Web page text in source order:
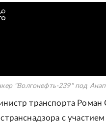
"Волгонефть-239" под
транспорта Роман
с